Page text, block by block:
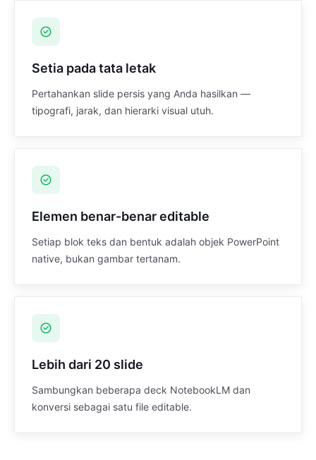
Setia pada tata letak
Pertahankan slide persis yang Anda hasilkan —
tipografi, jarak, dan hierarki visual utuh.
Elemen benar-benar editable
Setiap blok teks dan bentuk adalah objek PowerPoint
native, bukan gambar tertanam.
Lebih dari 20 slide
Sambungkan beberapa deck NotebookLM dan
konversi sebagai satu file editable.